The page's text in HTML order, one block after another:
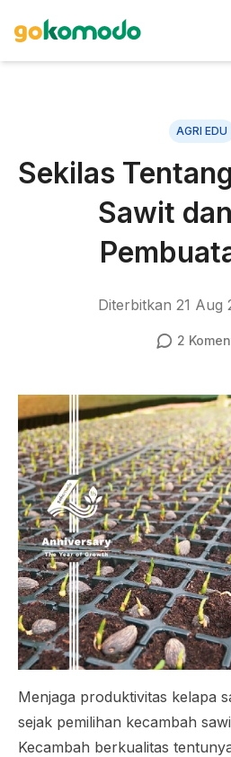
AGRI EDU
Sekilas
Sawit
Diterbitkan 21 Aug
2
Menjaga produktivitas kelapa
sejak pemilihan kecambah
Kecambah berkualitas